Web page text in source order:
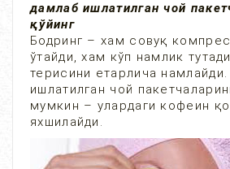
дамлаб ишлатилган чой
қўйинг
Бодринг – хам совуқ
ўтайди, хам кўп намлик
терисини етарлича
ишлатилган чой
мумкин – улардаги кофеин
яхшилайди.